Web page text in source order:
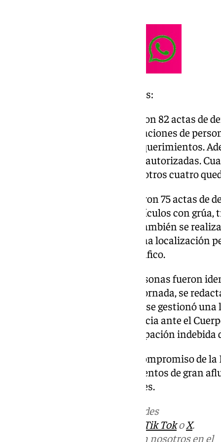
Actuaciones destacadas por días:
Viernes 4 de octubre: Se emitieron 82 actas de
llevaron a cabo cuatro identificaciones de
informes, y se atendieron 29 requerimientos.
preventiva en concentraciones autorizadas.
con grúa, uno fue movilizado, y otros cuatro
Sábado 5 de octubre: Se redactaron 75 actas
ciudadanos, se retiraron 10 vehículos con
tres quedaron inmovilizados. También se
requerimientos y se gestionó una localización
un atestado relacionado con tráfico.
Domingo 6 de octubre: Diez personas fueron
actas de denuncia. Durante la jornada, se
atendieron 15 requerimientos y se gestionó
Además, hubo una comparecencia ante el
emitieron denuncias por la ocupación indebida
Este despliegue demuestra el compromiso de
orden y la seguridad durante eventos de gran
favorable sin mayores incidentes.
en las redes
Tik TokoX.
Puedes ponerte en contacto con nosotros en el